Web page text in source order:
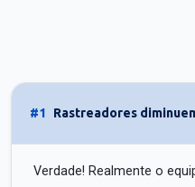
#1 Rastreadores
Verdade! Realmente o